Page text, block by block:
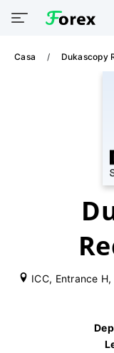
Casa Dukascopy
ICC, Entrance